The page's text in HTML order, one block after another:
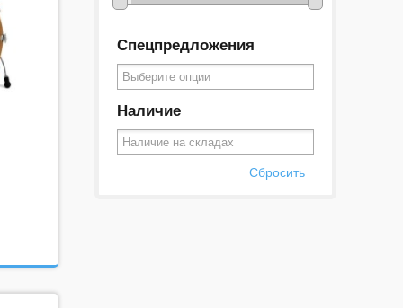
Спецпредложения
Наличие
Сбросить